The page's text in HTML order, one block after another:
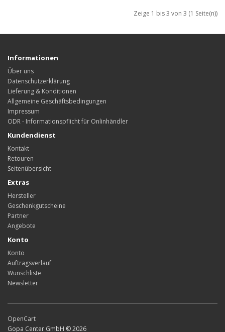
Zeige 1 bis 3 von 3 (1 Seite(n))
Informationen
Über uns
Datenschutzerklärung
Lieferung & Konditionen
Allgemeine Geschäftsbedingungen
Impressum
ODR - Informationspflicht für Onlinhändler
Kundendienst
Kontakt
Retouren
Seitenübersicht
Extras
Hersteller
Geschenkgutscheine
Partner
Angebote
Konto
Konto
Auftragsverlauf
Wunschliste
Newsletter
OpenCart
Gopa Center GmbH © 2026